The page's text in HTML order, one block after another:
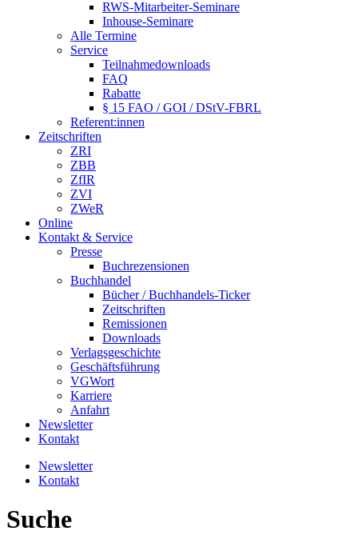
RWS-Mitarbeiter-Seminare
Inhouse-Seminare
Alle Termine
Service
Teilnahmedownloads
FAQ
Rabatte
§ 15 FAO / GOI / DStV-FBRL
Referent:innen
Zeitschriften
ZRI
ZBB
ZfIR
ZVI
ZWeR
Online
Kontakt & Service
Presse
Buchrezensionen
Buchhandel
Bücher / Buchhandels-Ticker
Zeitschriften
Remissionen
Downloads
Verlagsgeschichte
Geschäftsführung
VGWort
Karriere
Anfahrt
Newsletter
Kontakt
Newsletter
Kontakt
Suche